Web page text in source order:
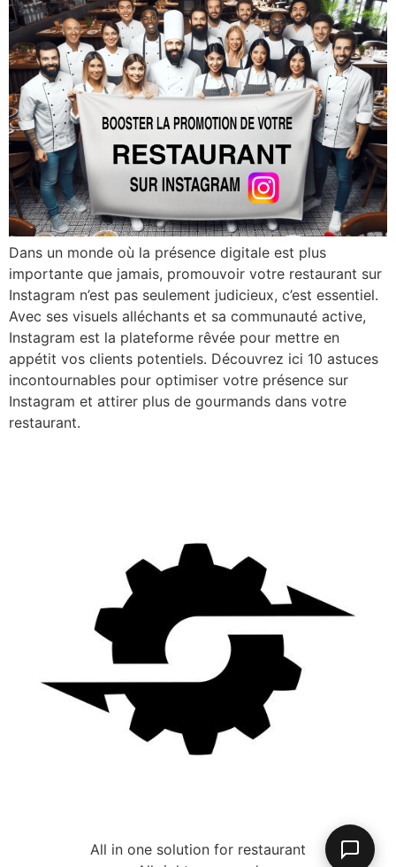
Dans un monde où la présence digitale est plus
importante que jamais, promouvoir votre restaurant sur
Instagram n’est pas seulement judicieux, c’est essentiel.
Avec ses visuels alléchants et sa communauté active,
Instagram est la plateforme rêvée pour mettre en
appétit vos clients potentiels. Découvrez ici 10 astuces
incontournables pour optimiser votre présence sur
Instagram et attirer plus de gourmands dans votre
restaurant.
All in one solution for restaurant